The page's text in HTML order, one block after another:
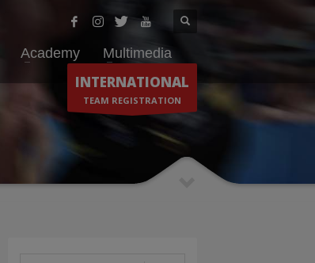
Academy Multimedia
INTERNATIONAL
TEAM REGISTRATION